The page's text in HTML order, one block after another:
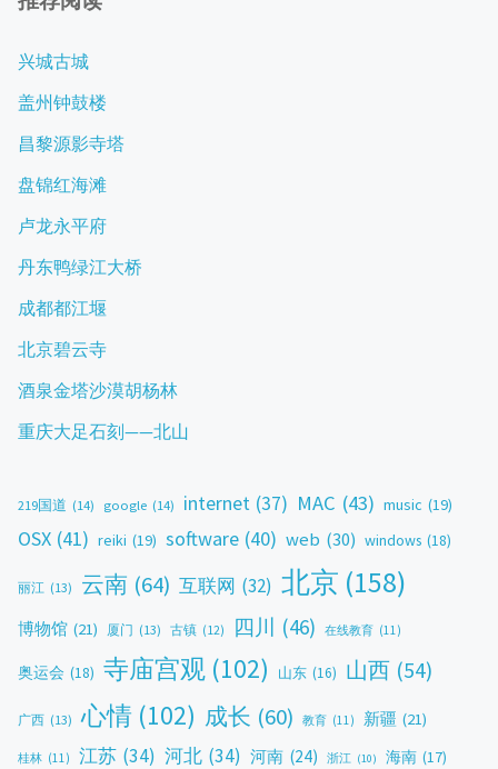
兴城古城
盖州钟鼓楼
昌黎源影寺塔
盘锦红海滩
卢龙永平府
丹东鸭绿江大桥
成都都江堰
北京碧云寺
酒泉金塔沙漠胡杨林
重庆大足石刻——北山
219国道 (14) google (14) internet (37) MAC (43) music (19)
OSX (41) reiki (19) software (40) web (30) windows (18)
丽江 (13) 云南 (64) 互联网 (32) 北京 (158)
博物馆 (21) 厦门 (13) 古镇 (12) 四川 (46) 在线教育 (11)
奥运会 (18) 寺庙宫观 (102) 山东 (16) 山西 (54)
广西 (13) 心情 (102) 成长 (60) 教育 (11) 新疆 (21)
桂林 (11) 江苏 (34) 河北 (34) 河南 (24) 浙江 (10) 海南 (17)